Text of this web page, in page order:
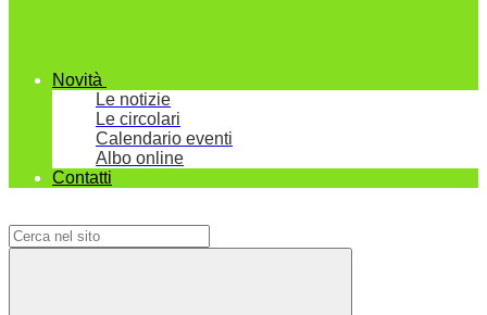
Novità
Le notizie
Le circolari
Calendario eventi
Albo online
Contatti